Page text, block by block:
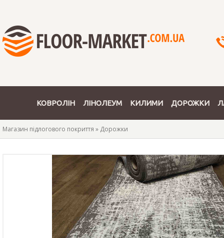
КОВРОЛІН ЛІНОЛЕУМ КИЛИМИ ДОРОЖКИ
Магазин підлогового покриття » Дорожки